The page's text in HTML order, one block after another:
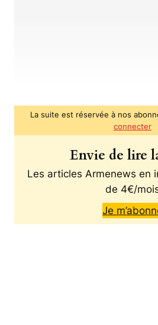
La suite est réservée à nos
connecter
Envie de lire
Les articles Armenews en
de 4€/
Je